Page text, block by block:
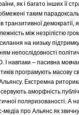
як і багато інших її
таким
транзитивної демократії,
між незрілістю
на низьку
непослідовності
І навпаки – пасивна
програмують масову
Екстремна
аморфність
поляризованості. А
про Альянс як